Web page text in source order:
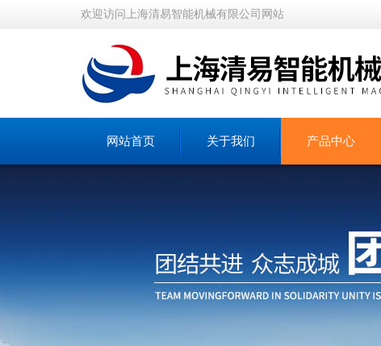
欢迎访问上海清易智能机械有限公司网站
网站首页 关于我们 产品中心